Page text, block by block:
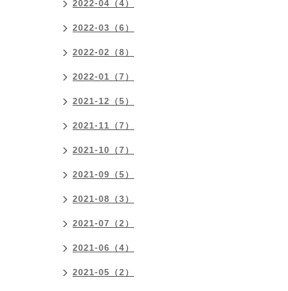
2022-04（4）
2022-03（6）
2022-02（8）
2022-01（7）
2021-12（5）
2021-11（7）
2021-10（7）
2021-09（5）
2021-08（3）
2021-07（2）
2021-06（4）
2021-05（2）